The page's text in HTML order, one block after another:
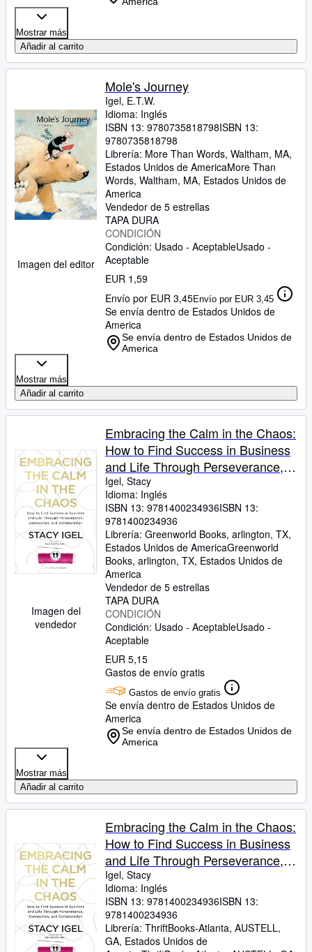
Mostrar más
Añadir al carrito
Imagen del editor
Mole's Journey
Igel, E.T.W.
Idioma: Inglés
ISBN 13: 9780735818798ISBN 13:
9780735818798
Librería: More Than Words, Waltham, MA,
Estados Unidos de AmericaMore Than
Words, Waltham, MA, Estados Unidos de
America
Vendedor de 5 estrellas
TAPA DURA
CONDICIÓN
Condición: Usado - AceptableUsado -
Aceptable
EUR 1,59
Envío por EUR 3,45Envío por EUR 3,45
Se envía dentro de Estados Unidos de
America
Se envía dentro de Estados Unidos de
America
Mostrar más
Añadir al carrito
Imagen del
vendedor
Embracing the Calm in the Chaos:
How to Find Success in Business
and Life Through Perseverance,
Connection, and Collaboration
Igel, Stacy
Idioma: Inglés
ISBN 13: 9781400234936ISBN 13:
9781400234936
Librería: Greenworld Books, arlington, TX,
Estados Unidos de AmericaGreenworld
Books, arlington, TX, Estados Unidos de
America
Vendedor de 5 estrellas
TAPA DURA
CONDICIÓN
Condición: Usado - AceptableUsado -
Aceptable
EUR 5,15
Gastos de envío gratis
Gastos de envío gratis
Se envía dentro de Estados Unidos de
America
Se envía dentro de Estados Unidos de
America
Mostrar más
Añadir al carrito
Embracing the Calm in the Chaos:
How to Find Success in Business
and Life Through Perseverance,
Connection, and Collaboration
Igel, Stacy
Idioma: Inglés
ISBN 13: 9781400234936ISBN 13:
9781400234936
Librería: ThriftBooks-Atlanta, AUSTELL,
GA, Estados Unidos de